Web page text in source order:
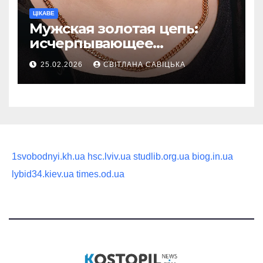
ЦІКАВЕ
Мужская золотая цепь:
исчерпывающее
руководство по выбору
статусного украшения
25.02.2026 СВІТЛАНА САВІЦЬКА
1svobodnyi.kh.ua hsc.lviv.ua studlib.org.ua biog.in.ua
lybid34.kiev.ua times.od.ua